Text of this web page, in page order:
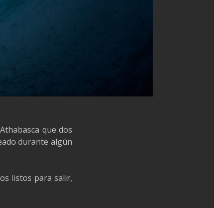
que dos
durante algún
listos para salir,